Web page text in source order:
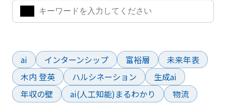
ai
インターンシップ 富裕層
未来年表
木内 登英
ハルシネーション
生成ai
年収の壁
ai(人工知能)まるわかり 物流